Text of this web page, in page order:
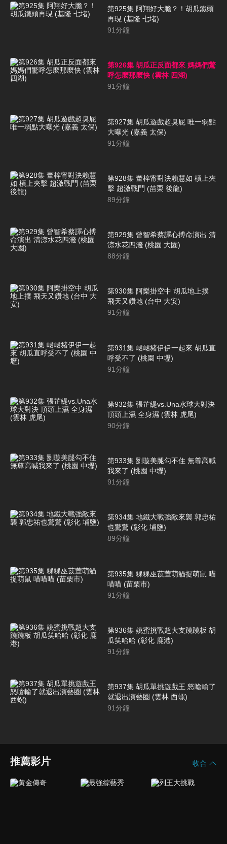
第925集 阿翔好大膽？！胡瓜鐵頭
再現 (基隆 七堵)
91分鐘
第926集 胡瓜正反面都來 媽媽們驚
呼怎麼那麼快 (雲林 四湖)
91分鐘
第927集 胡瓜遊戲超臭屁 唯一弱點
大曝光 (嘉義 太保)
91分鐘
第928集 董梓甯對決賴慧如 槓上夾
擊 超激戰鬥 (苗栗 後龍)
89分鐘
第929集 曾智希蔡譯心搏命演出 清
涼水花四濺 (桃園 大園)
88分鐘
第930集 阿樂掛空中 胡瓜地上撲
飛天又鑽地 (台中 大安)
91分鐘
第931集 峮峮豬伊伊一起來 胡瓜直
呼受不了 (桃園 中壢)
91分鐘
第932集 張芷緹vs.Una水球大對決
頂頭上濕 全身濕 (雲林 虎尾)
90分鐘
第933集 劉璇美腿勾不住 無尊高喊
我來了 (桃園 中壢)
91分鐘
第934集 地鐵大戰強敵來襲 郭忠祐
也驚驚 (彰化 埔鹽)
89分鐘
第935集 粿粿巫苡萱萌貓捉萌鼠 喵
喵喵 (苗栗市)
91分鐘
第936集 姚蜜挑戰超大支蹺蹺板 胡
瓜笑哈哈 (彰化 鹿港)
91分鐘
第937集 胡瓜單挑遊戲王 怒嗆輸了
就退出演藝圈 (雲林 西螺)
91分鐘
推薦影片 收合